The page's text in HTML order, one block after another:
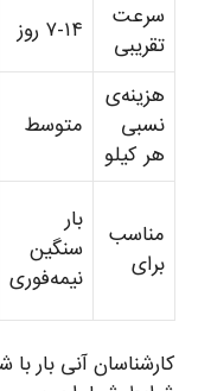
سرعت
تقریبی
۷-۱۴ روز
هزینه‌ی
نسبی
هر کیلو
متوسط
مناسب
برای
بار
سنگین
نیمه‌فوری